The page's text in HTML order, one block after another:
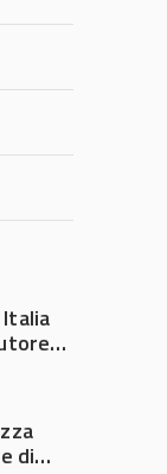
Italia
di